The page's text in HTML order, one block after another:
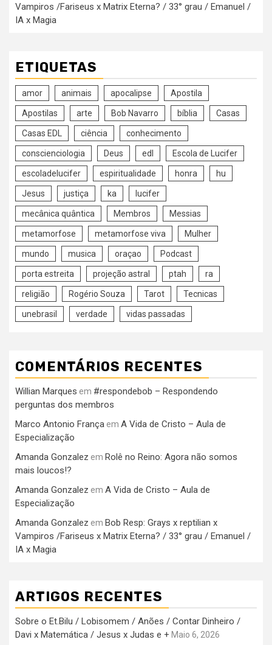
Vampiros /Fariseus x Matrix Eterna? / 33° grau / Emanuel /
IA x Magia
ETIQUETAS
amor animais apocalipse Apostila
Apostilas arte Bob Navarro bíblia Casas
Casas EDL ciência conhecimento
conscienciologia Deus edl Escola de Lucifer
escoladelucifer espiritualidade honra hu
Jesus justiça ka lucifer
mecânica quântica Membros Messias
metamorfose metamorfose viva Mulher
mundo musica oraçao Podcast
porta estreita projeção astral ptah ra
religião Rogério Souza Tarot Tecnicas
unebrasil verdade vidas passadas
COMENTÁRIOS RECENTES
Willian Marques em #respondebob – Respondendo
perguntas dos membros
Marco Antonio França em A Vida de Cristo – Aula de
Especialização
Amanda Gonzalez em Rolê no Reino: Agora não somos
mais loucos!?
Amanda Gonzalez em A Vida de Cristo – Aula de
Especialização
Amanda Gonzalez em Bob Resp: Grays x reptilian x
Vampiros /Fariseus x Matrix Eterna? / 33° grau / Emanuel /
IA x Magia
ARTIGOS RECENTES
Sobre o Et.Bilu / Lobisomem / Anões / Contar Dinheiro /
Davi x Matemática / Jesus x Judas e + Maio 6, 2026